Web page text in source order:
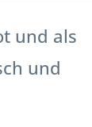
und als
und